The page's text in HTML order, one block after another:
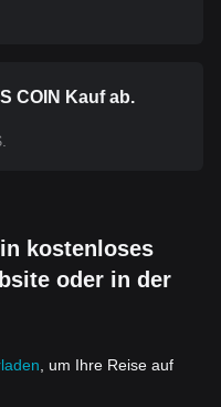
COIN Kauf ab.
kostenloses
oder in der
, um Ihre Reise auf